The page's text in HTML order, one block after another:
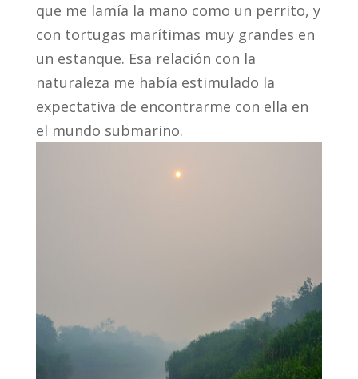
que me lamía la mano como un perrito, y
con tortugas marítimas muy grandes en
un estanque. Esa relación con la
naturaleza me había estimulado la
expectativa de encontrarme con ella en
el mundo submarino.